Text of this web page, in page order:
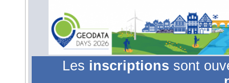
Les inscriptions sont